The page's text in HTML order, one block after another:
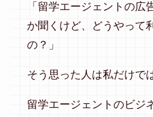
「留学エージェントの広
か聞くけど、どうやって
の？」
そう思った人は私だけで
留学エージェントのビジ